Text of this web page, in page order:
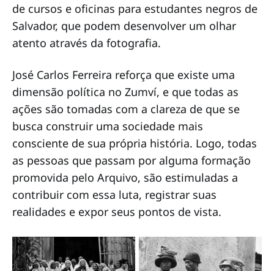
de cursos e oficinas para estudantes negros de
Salvador, que podem desenvolver um olhar
atento através da fotografia.
José Carlos Ferreira reforça que existe uma
dimensão política no Zumví, e que todas as
ações são tomadas com a clareza de que se
busca construir uma sociedade mais
consciente de sua própria história. Logo, todas
as pessoas que passam por alguma formação
promovida pelo Arquivo, são estimuladas a
contribuir com essa luta, registrar suas
realidades e expor seus pontos de vista.